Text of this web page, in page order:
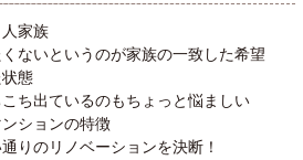
家族
ないというのが家族の一致した希望
態
ち出ているのもちょっと悩ましい
ションの特徴
りのリノベーションを決断！